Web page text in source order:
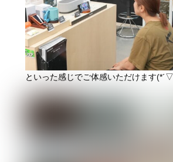
といった感じでご体感いただけます